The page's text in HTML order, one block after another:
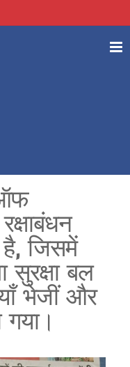
जिसमें
सुरक्षा बल
भेजीं और
गया।